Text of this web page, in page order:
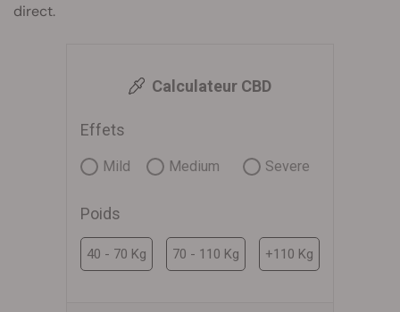
direct.
Calculateur CBD
Effets
Mild Medium Severe
Poids
40 - 70 Kg 70 - 110 Kg +110 Kg